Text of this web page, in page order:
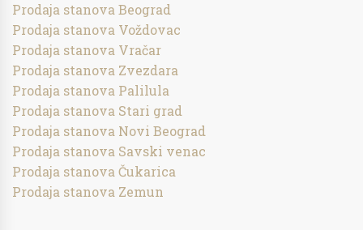
Prodaja stanova Beograd
Prodaja stanova Voždovac
Prodaja stanova Vračar
Prodaja stanova Zvezdara
Prodaja stanova Palilula
Prodaja stanova Stari grad
Prodaja stanova Novi Beograd
Prodaja stanova Savski venac
Prodaja stanova Čukarica
Prodaja stanova Zemun